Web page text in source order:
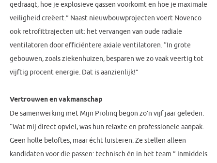
gedraagt, hoe je explosieve gassen voorkomt en hoe je maximale
veiligheid creëert.” Naast nieuwbouwprojecten voert Novenco
ook retrofittrajecten uit: het vervangen van oude radiale
ventilatoren door efficiëntere axiale ventilatoren. “In grote
gebouwen, zoals ziekenhuizen, besparen we zo vaak veertig tot
vijftig procent energie. Dat is aanzienlijk!”
Vertrouwen en vakmanschap
De samenwerking met Mijn Prolinq begon zo’n vijf jaar geleden.
“Wat mij direct opviel, was hun relaxte en professionele aanpak.
Geen holle beloftes, maar écht luisteren. Ze stellen alleen
kandidaten voor die passen: technisch én in het team.” Inmiddels